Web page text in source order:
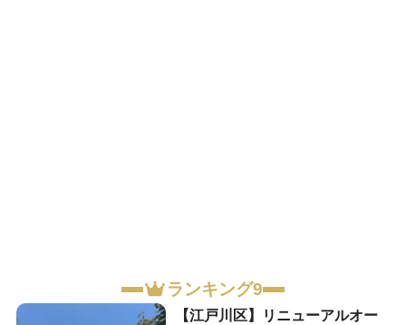
ランキング9
【江戸川区】リニューアルオー